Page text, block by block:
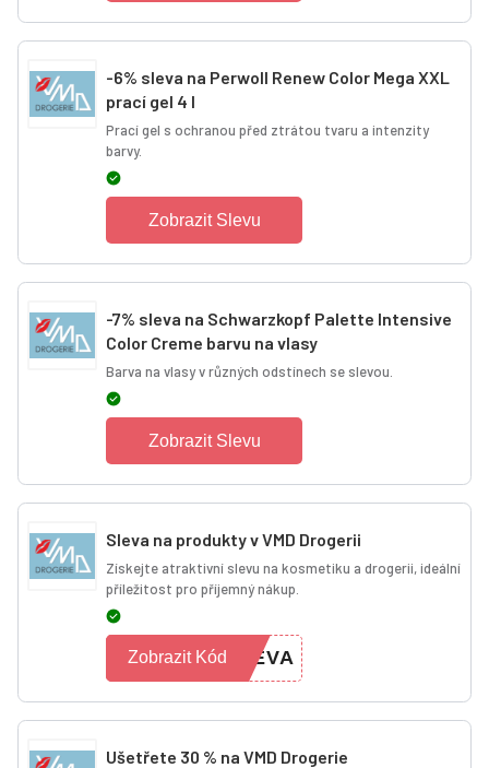
-6% sleva na Perwoll Renew Color Mega XXL
prací gel 4 l
Prací gel s ochranou před ztrátou tvaru a intenzity
barvy.
Zobrazit Slevu
-7% sleva na Schwarzkopf Palette Intensive
Color Creme barvu na vlasy
Barva na vlasy v různých odstínech se slevou.
Zobrazit Slevu
Sleva na produkty v VMD Drogerii
Získejte atraktivní slevu na kosmetiku a drogerii, ideální
příležitost pro příjemný nákup.
LEVA
Zobrazit Kód
Ušetřete 30 % na VMD Drogerie